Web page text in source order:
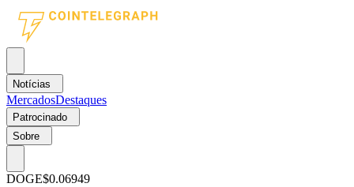
Notícias
MercadosDestaques
Patrocinado
Sobre
DOGE$0.06949